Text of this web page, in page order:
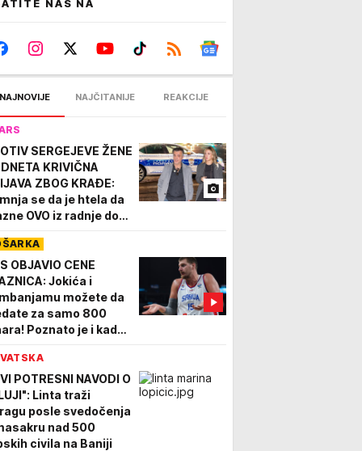
NAS NA
NAJNOVIJE NAJČITANIJE REAKCIJE
SERGEJEVE ŽENE
KRIVIČNA
ZBOG KRAĐE:
se da je htela da
OVO iz radnje dok
OBJAVIO CENE
Jokića i
možete da
za samo 800
Poznato je i kada
POTRESNI NAVODI O
Linta traži
posle svedočenja
nad 500
civila na Baniji